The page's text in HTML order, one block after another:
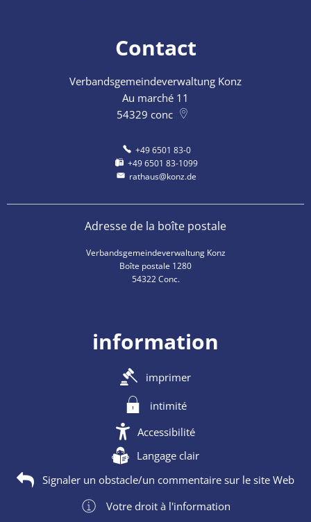
Contact
Verbandsgemeindeverwaltung Konz
Au marché 11
54329 conc
+49 6501 83-0
+49 6501 83-1099
rathaus@konz.de
Adresse de la boîte postale
Verbandsgemeindeverwaltung Konz
Boîte postale 1280
54322 Conc.
information
imprimer
intimité
Accessibilité
Langage clair
Signaler un obstacle/un commentaire sur le site Web
Votre droit à l'information